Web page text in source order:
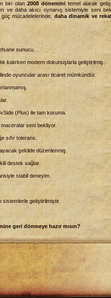
biri olan 2008 döneminitemel alarak
ve daha akıcı oynanış sistemiyle seni
mücadelelerinde, daha dinamik ve
sunucu.
kalırken modern dokunuşlarla geliştirilmiş.
oyuncular arası ticaret mümkündür.
(Plus) ile tam koruma.
seni bekliyor.
sıfır tolerans.
şekilde düzenlenmiş.
destek sağlar.
stabil deneyim.
sistemlerle geliştirilmiştir.
geri dönmeye hazır mısın?